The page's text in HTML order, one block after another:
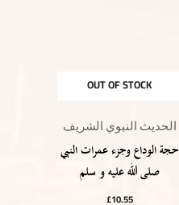
OUT OF STOCK
الحديث النبوي الشريف
حجة الوداع وجزء عمرات النبي
صلى الله عليه و سلم
£10.55